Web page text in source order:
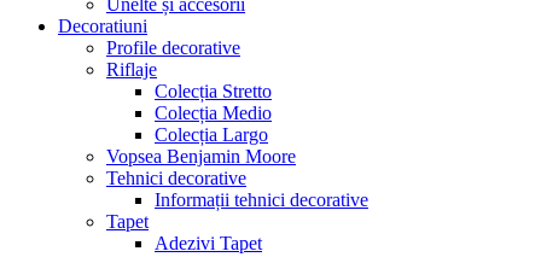
Decoratiuni
Profile decorative
Riflaje
Colecția Stretto
Colecția Medio
Colecția Largo
Vopsea Benjamin Moore
Tehnici decorative
Informații tehnici decorative
Tapet
Adezivi Tapet